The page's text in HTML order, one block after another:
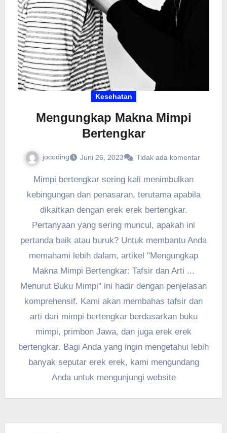
Kesehatan
Mengungkap Makna Mimpi
Bertengkar
jocoding Juni 26, 2023 Tidak ada komentar
Mimpi bertengkar sering kali menimbulkan
kebingungan dan penasaran, terutama apabila
dikaitkan dengan erek erek bertengkar.
Pertanyaan yang sering muncul, apakah ini
pertanda baik atau buruk? Untuk membantu Anda
memahami lebih dalam, artikel "Mengungkap
Makna Mimpi Bertengkar: Tafsir dan Arti ...
Menurut Buku Mimpi" ini hadir dengan penjelasan
komprehensif. Kami akan membahas tafsir dan
arti dari mimpi bertengkar berdasarkan buku
mimpi, primbon Jawa, dan juga erek erek
bertengkar. Bagi Anda yang ingin mengetahui lebih
banyak seputar erek erek, kami mengundang
Anda untuk mengunjungi website